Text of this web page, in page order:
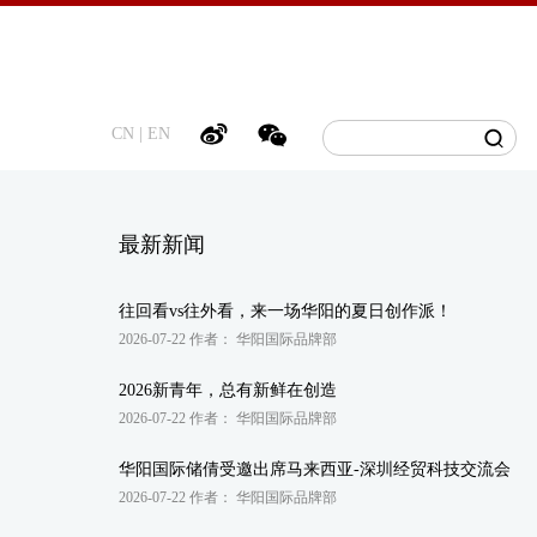
CN EN
最新新闻
往回看vs往外看，来一场华阳的夏日创作派！
2026-07-22 作者： 华阳国际品牌部
2026新青年，总有新鲜在创造
2026-07-22 作者： 华阳国际品牌部
华阳国际储倩受邀出席马来西亚-深圳经贸科技交流会
2026-07-22 作者： 华阳国际品牌部